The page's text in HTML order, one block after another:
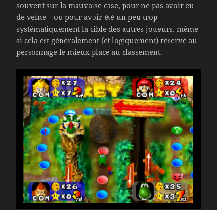
souvent sur la mauvaise case, pour ne pas avoir eu
de veine – ou pour avoir été un peu trop
systématiquement la cible des autres joueurs, même
si cela est généralement (et logiquement) réservé au
personnage le mieux placé au classement.